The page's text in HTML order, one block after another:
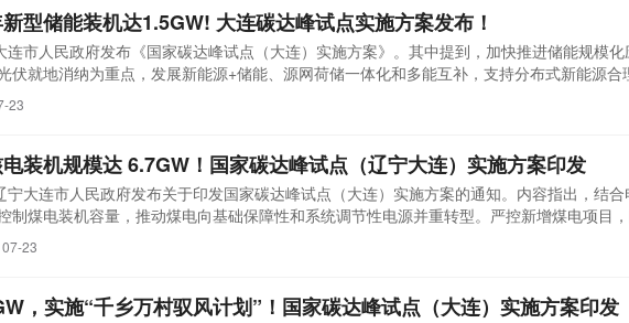
型储能装机达1.5GW! 大连碳达峰试点实施方案发布！
连市人民政府发布《国家碳达峰试点（大连）实施方案》。其中提到，加快推进储能规模化
伏就地消纳为重点，发展新能源+储能、源网荷储一体化和多能互补，支持分布式新能源合
年，抽水蓄能电站装机容量达到100万千瓦，新型储能装机规模达到150万千瓦以上。大
年前，建成庄河抽水蓄能电站项目，争取庄河城山抽水蓄能纳入国家重点实施项目，庄河英
23
装机规模达 6.7GW！国家碳达峰试点（辽宁大连）实施方案印发
宁大连市人民政府发布关于印发国家碳达峰试点（大连）实施方案的通知。内容指出，结
制煤电装机容量，推动煤电向基础保障性和系统调节性电源并重转型。严控新增煤电项目
重大民生供热的热电联产项目外，不再新建单纯以发电为目的的煤电项目，根据国家政策确
耗标准要达到国际先进水平。淘汰关停落后煤电机组，全面梳理符合淘汰关停条件和服役期
07-23
，实施“千乡万村驭风计划”！国家碳达峰试点（大连）实施方案印发